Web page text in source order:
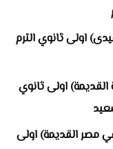
اولى ثانوي الترم
القديمة) اولى ثانوي
في مصر القديمة) اولى